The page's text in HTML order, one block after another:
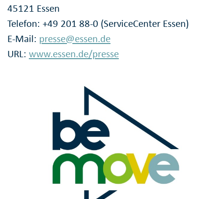
45121 Essen
Telefon: +49 201 88-0 (ServiceCenter Essen)
E-Mail: presse@essen.de
URL: www.essen.de/presse